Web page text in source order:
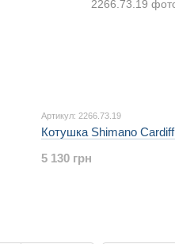
Артикул: 2266.73.19
Котушка Shimano
5 130 грн